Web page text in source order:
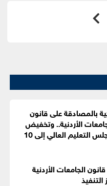
بالمصادقة على قانون
الأردنية.. وتخفيض
التعليم العالي إلى 10
الجامعات الأردنية